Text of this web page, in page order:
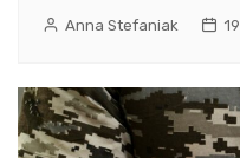
Anna Stefaniak